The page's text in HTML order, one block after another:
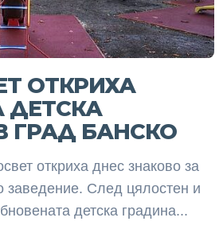
ОТКРИХА
ДЕТСКА
ГРАД БАНСКО
откриха днес знаково за
заведение. След цялостен и
детска градина...